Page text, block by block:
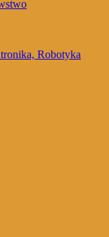
Robotyka